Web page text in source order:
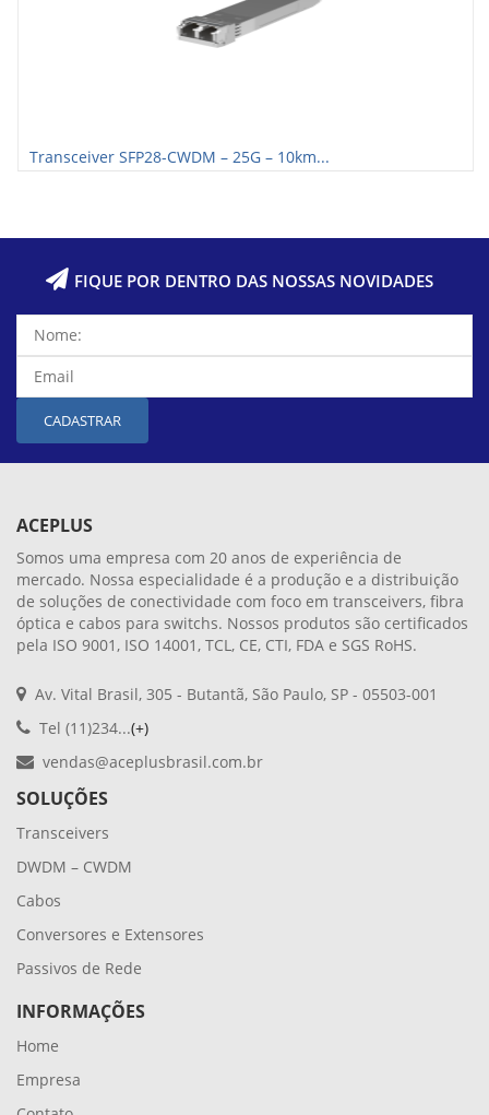
Transceiver SFP28-CWDM – 25G – 10km...
FIQUE POR DENTRO DAS NOSSAS NOVIDADES
CADASTRAR
ACEPLUS
Somos uma empresa com 20 anos de experiência de
mercado. Nossa especialidade é a produção e a distribuição
de soluções de conectividade com foco em transceivers, fibra
óptica e cabos para switchs. Nossos produtos são certificados
pela ISO 9001, ISO 14001, TCL, CE, CTI, FDA e SGS RoHS.
Av. Vital Brasil, 305 - Butantã, São Paulo, SP - 05503-001
Tel (11)234...(+)
vendas@aceplusbrasil.com.br
SOLUÇÕES
Transceivers
DWDM – CWDM
Cabos
Conversores e Extensores
Passivos de Rede
INFORMAÇÕES
Home
Empresa